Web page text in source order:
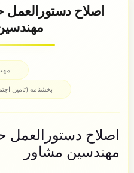
اصلاح دستورالعمل
بخشنامه (تامین
اصلاح دستورالعمل
مهندسین مشاور